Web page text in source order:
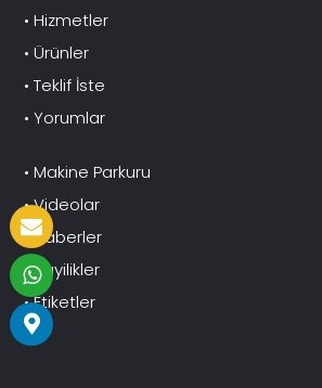
• Hizmetler
• Ürünler
• Teklif İste
• Yorumlar
• Makine Parkuru
• Videolar
• Haberler
• Bayilikler
• Etiketler